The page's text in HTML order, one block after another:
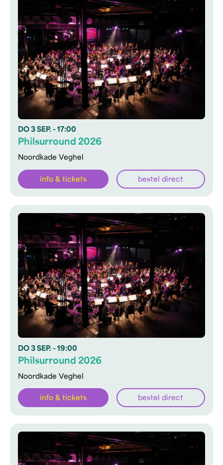
DO 3 SEP. - 17:00
Noordkade Veghel
Philsurround 2026
info & tickets bestel direct
DO 3 SEP. - 19:00
Noordkade Veghel
Philsurround 2026
info & tickets bestel direct